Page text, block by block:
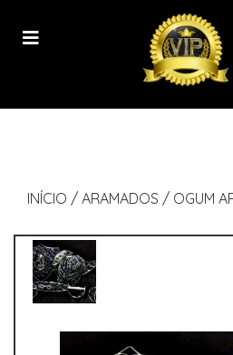
INÍCIO / ARAMADOS / OGUM